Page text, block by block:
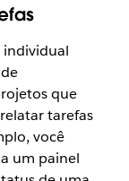
individual
que
tarefas
você
um painel